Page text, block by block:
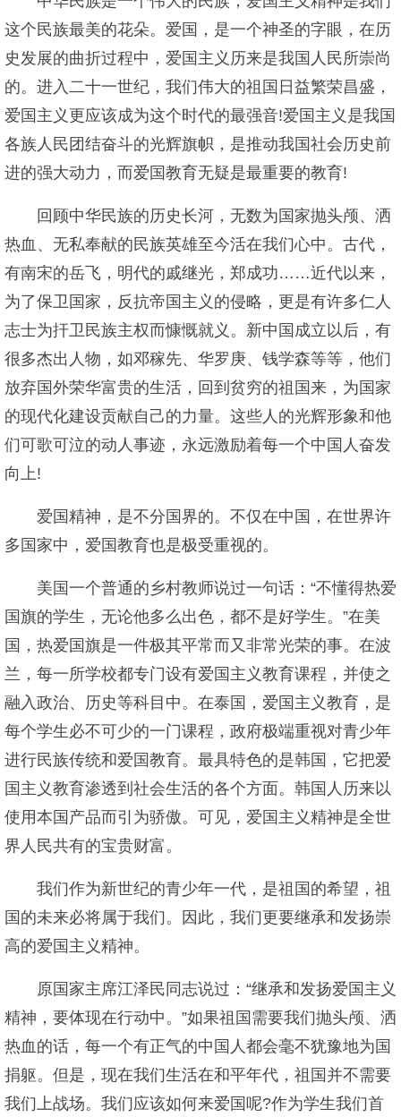
这个民族最美的花朵。爱国，是一个神圣的字眼，在历
史发展的曲折过程中，爱国主义历来是我国人民所崇尚
的。进入二十一世纪，我们伟大的祖国日益繁荣昌盛，
爱国主义更应该成为这个时代的最强音!爱国主义是我国
各族人民团结奋斗的光辉旗帜，是推动我国社会历史前
进的强大动力，而爱国教育无疑是最重要的教育!
回顾中华民族的历史长河，无数为国家抛头颅、洒
热血、无私奉献的民族英雄至今活在我们心中。古代，
有南宋的岳飞，明代的戚继光，郑成功……近代以来，
为了保卫国家，反抗帝国主义的侵略，更是有许多仁人
志士为扞卫民族主权而慷慨就义。新中国成立以后，有
很多杰出人物，如邓稼先、华罗庚、钱学森等等，他们
放弃国外荣华富贵的生活，回到贫穷的祖国来，为国家
的现代化建设贡献自己的力量。这些人的光辉形象和他
们可歌可泣的动人事迹，永远激励着每一个中国人奋发
向上!
爱国精神，是不分国界的。不仅在中国，在世界许
多国家中，爱国教育也是极受重视的。
美国一个普通的乡村教师说过一句话：“不懂得热爱
国旗的学生，无论他多么出色，都不是好学生。”在美
国，热爱国旗是一件极其平常而又非常光荣的事。在波
兰，每一所学校都专门设有爱国主义教育课程，并使之
融入政治、历史等科目中。在泰国，爱国主义教育，是
每个学生必不可少的一门课程，政府极端重视对青少年
进行民族传统和爱国教育。最具特色的是韩国，它把爱
国主义教育渗透到社会生活的各个方面。韩国人历来以
使用本国产品而引为骄傲。可见，爱国主义精神是全世
界人民共有的宝贵财富。
我们作为新世纪的青少年一代，是祖国的希望，祖
国的未来必将属于我们。因此，我们更要继承和发扬崇
高的爱国主义精神。
原国家主席江泽民同志说过：“继承和发扬爱国主义
精神，要体现在行动中。”如果祖国需要我们抛头颅、洒
热血的话，每一个有正气的中国人都会毫不犹豫地为国
捐躯。但是，现在我们生活在和平年代，祖国并不需要
我们上战场。我们应该如何来爱国呢?作为学生我们首